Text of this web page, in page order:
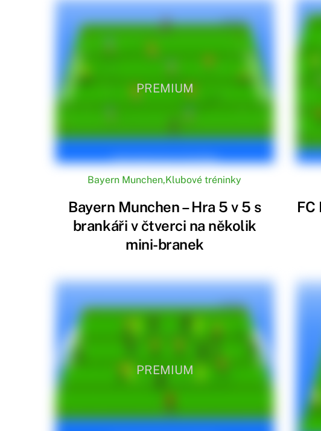
Úspěchy trenérů
Klub měl v
přispěli k
Fanouškovská
Bayern Munich
barva se stala
Bayern Munich je
konkurovat na
Mládežnická
Klub má vlastní
Motto klubu
Motto Bayernu
jedinečnou
Sociální
Bayern Munich je
a angažuje se v
PREMIUM
Bayern Munchen,Klubové tréninky
Bayern Munchen – Hra 5 v 5 s
brankáři v čtverci na několik
mini-branek
FC
PREMIUM